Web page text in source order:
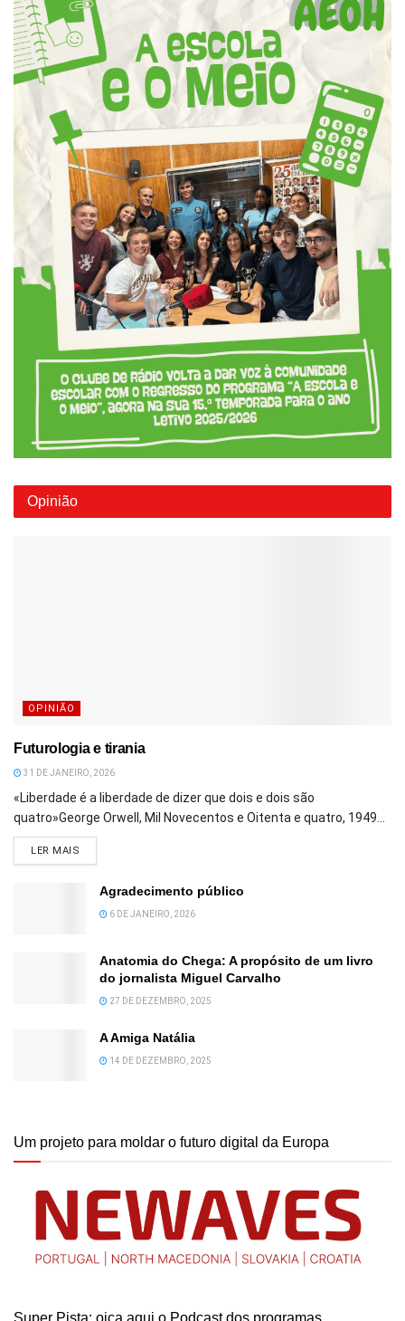
Opinião
OPINIÃO
Futurologia e tirania
31 DE JANEIRO, 2026
«Liberdade é a liberdade de dizer que dois e dois são
quatro»George Orwell, Mil Novecentos e Oitenta e quatro, 1949...
LER MAIS
Agradecimento público
6 DE JANEIRO, 2026
Anatomia do Chega: A propósito de um livro
do jornalista Miguel Carvalho
27 DE DEZEMBRO, 2025
A Amiga Natália
14 DE DEZEMBRO, 2025
Um projeto para moldar o futuro digital da Europa